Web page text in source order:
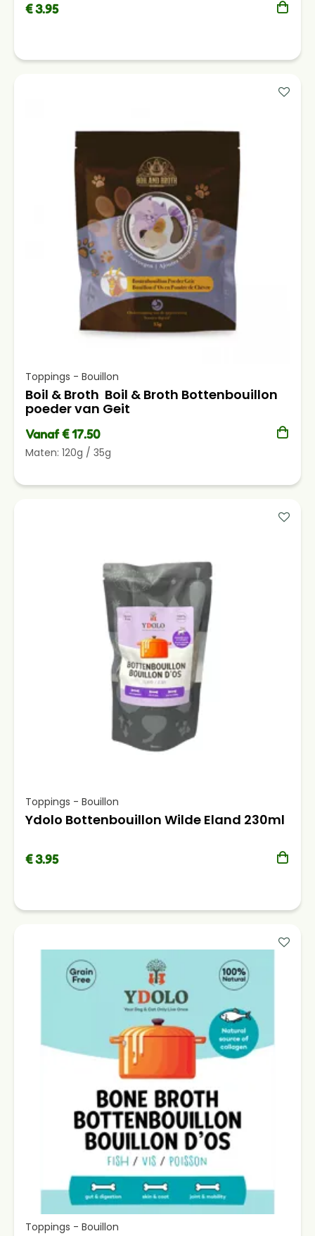
€ 3.95
Toppings - Bouillon
Boil & Broth Boil & Broth Bottenbouillon
poeder van Geit
Vanaf € 17.50
Maten: 120g / 35g
Toppings - Bouillon
Ydolo Bottenbouillon Wilde Eland 230ml
€ 3.95
Toppings - Bouillon